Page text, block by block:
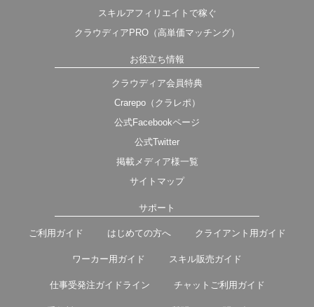
スキルアフィリエイトで稼ぐ
クラウディアPRO（高単価マッチング）
お役立ち情報
クラウディア会員特典
Crarepo（クラレポ）
公式Facebookページ
公式Twitter
掲載メディア様一覧
サイトマップ
サポート
ご利用ガイド はじめての方へ クライアント用ガイド
ワーカー用ガイド スキル販売ガイド
仕事受発注ガイドライン チャットご利用ガイド